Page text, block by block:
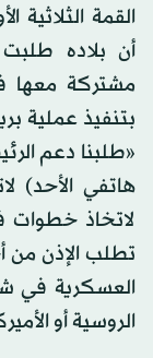
القمة الثلاثية
أن بلاده
مشتركة معها
بتنفيذ عملية
«طلبنا دعم
هاتفي الأحد)
لاتخاذ خطوات
تطلب الإذن من
العسكرية في
الروسية أو